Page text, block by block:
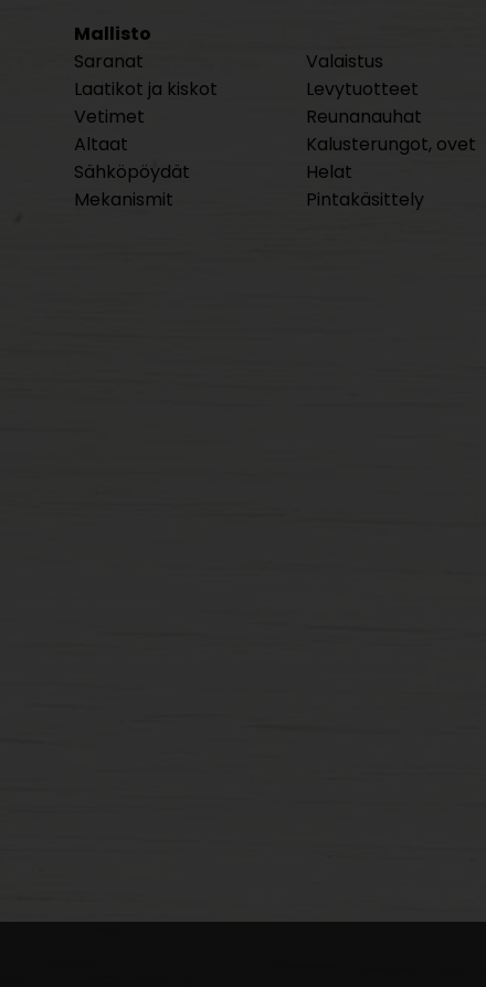
Mallisto
Saranat
Laatikot ja kiskot
Vetimet
Altaat
Sähköpöydät
Mekanismit
Valaistus
Levytuotteet
Reunanauhat
Kalusterungot, ovet
Helat
Pintakäsittely